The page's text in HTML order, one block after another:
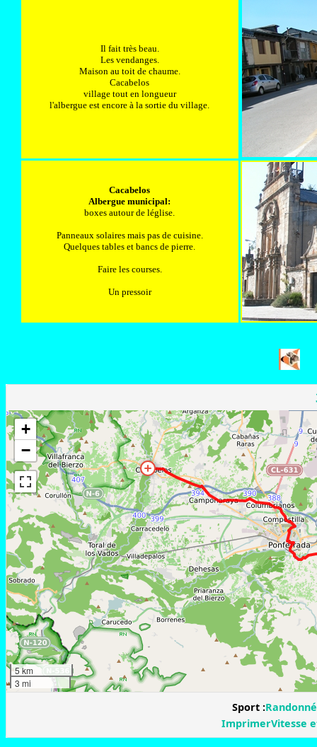
Il fait très beau.
Les vendanges.
Maison au toit de chaume.
Cacabelos
village tout en longueur
l'albergue est encore à la sortie du village.
Cacabelos
Albergue municipal:
boxes autour de léglise.
Panneaux solaires mais pas de cuisine.
Quelques tables et bancs de pierre.
Faire les courses.
Un pressoir